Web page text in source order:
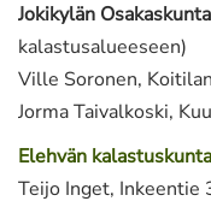
Jokikylän Osakaskunta
kalastusalueeseen)
Ville Soronen,
Jorma Taivalkoski,
Elehvän kalastuskunta
Teijo Inget,